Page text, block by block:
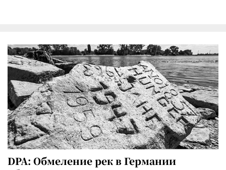
DPA: Обмеление рек в Германии